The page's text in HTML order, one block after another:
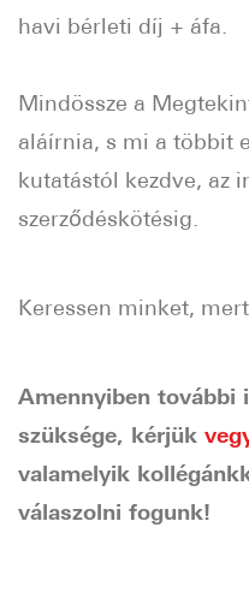
havi bérleti díj + áfa.
Mindössze a
aláírnia, s mi a többit
kutatástól kezdve, az
szerződéskötésig.
Keressen minket,
Amennyiben további
szüksége, kérjük
valamelyik
válaszolni fogunk!